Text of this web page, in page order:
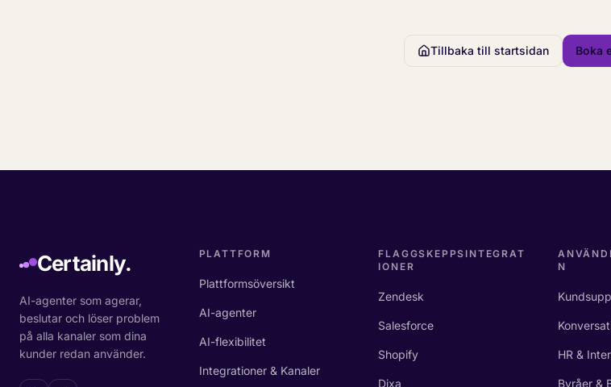
Tillbaka till startsidan Boka
Certainly.
AI-agenter som agerar,
beslutar och löser problem
på alla kanaler som dina
kunder redan använder.
PLATTFORM
Plattformsöversikt
AI-agenter
AI-flexibilitet
Integrationer & Kanaler
FLAGGSKEPPSINTEGRAT
IONER
Zendesk
Salesforce
Shopify
Dixa
N
HR &
Byråer &